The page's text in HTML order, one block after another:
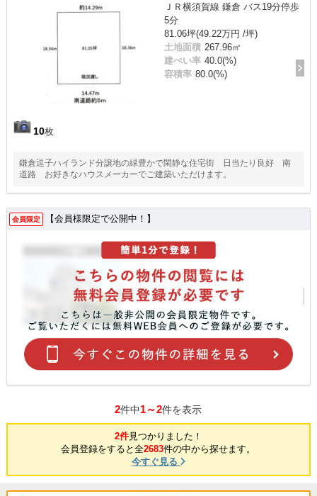
10枚
ＪＲ横須賀線 鎌倉 バス19分停歩
5分
81.06坪(49.22万円 /坪)
土地面積 267.96㎡
建ぺい率 40.0(%)
容積率 80.0(%)
鎌倉逗子ハイランド分譲地の緑豊かで閑静な住宅街 日当たり良好 南
道路 お好きなハウスメーカーでご建築いただけます。
会員限定 【会員様限定で公開中！】
2件中1～2件を表示
2件見つかりました！
会員登録をすると全2683件の中から探せます。
今すぐ見る